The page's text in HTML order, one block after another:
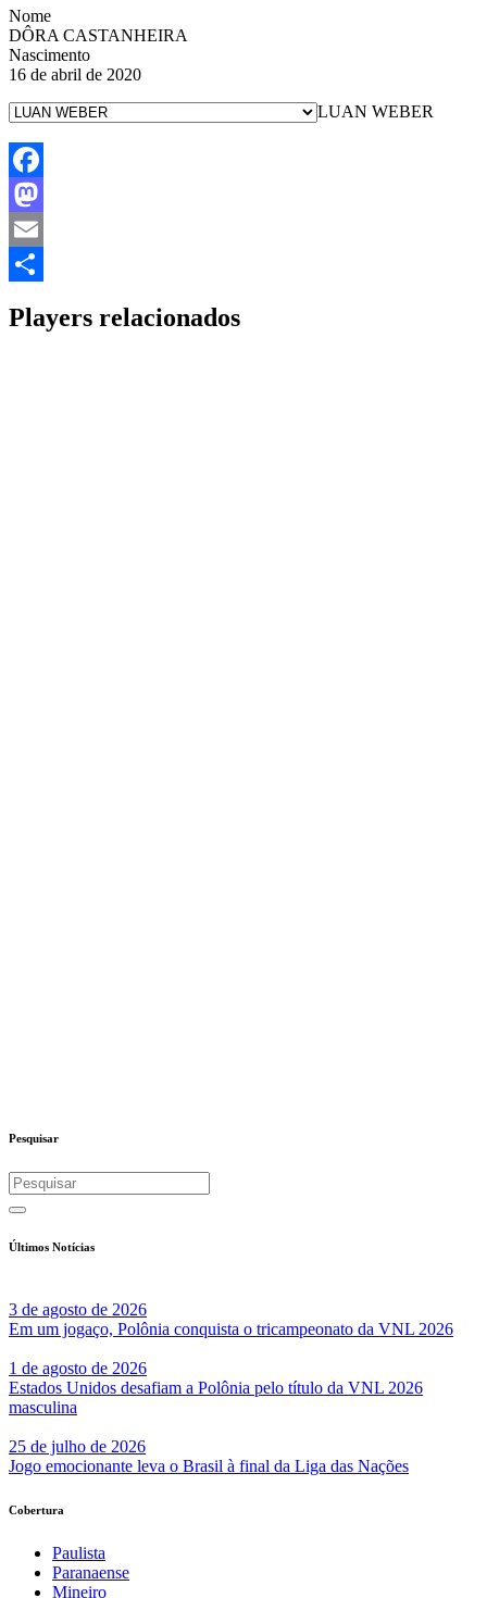
Nome
DÔRA CASTANHEIRA
Nascimento
16 de abril de 2020
LUAN WEBER
Facebook
Mastodon
Email
Players relacionados
Pesquisar
Últimos Notícias
3 de agosto de 2026
Em um jogaço, Polônia conquista o tricampeonato da VNL 2026
1 de agosto de 2026
Estados Unidos desafiam a Polônia pelo título da VNL 2026
masculina
25 de julho de 2026
Jogo emocionante leva o Brasil à final da Liga das Nações
Cobertura
Paulista
Paranaense
Mineiro